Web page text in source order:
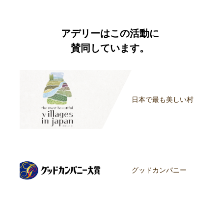
アデリーはこの活動に
賛同しています。
日本で最も美しい村
グッドカンパニー